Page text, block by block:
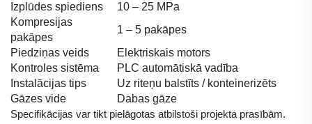
Izplūdes spiediens
10 – 25 MPa
Kompresijas
pakāpes
1 – 5 pakāpes
Piedziņas veids
Elektriskais motors
Kontroles sistēma
PLC automātiskā vadība
Instalācijas tips
Uz riteņu balstīts / konteinerizēts
Gāzes vide
Dabas gāze
Specifikācijas var tikt pielāgotas atbilstoši projekta prasībām.